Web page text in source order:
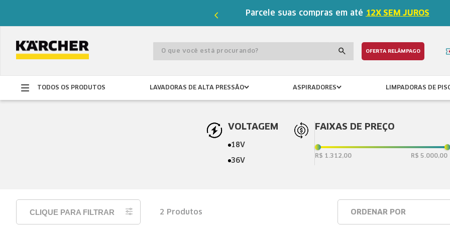
Parcele suas compras em até 12X SEM JUROS
OFERTA RELÂMPAGO
TODOS OS PRODUTOS LAVADORAS DE ALTA PRESSÃO ASPIRADORES LIMPADORAS DE
VOLTAGEM
18V
36V
FAIXAS DE PREÇO
R$ 1.312,00 R$ 5.000,00
CLIQUE PARA FILTRAR 2 Produtos ORDENAR POR